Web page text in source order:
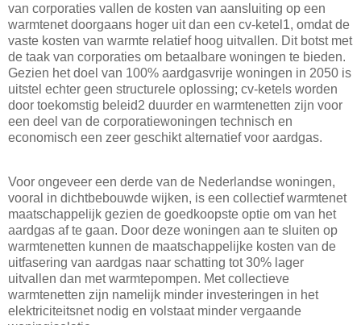
van corporaties vallen de kosten van aansluiting op een
warmtenet doorgaans hoger uit dan een cv-ketel1, omdat de
vaste kosten van warmte relatief hoog uitvallen. Dit botst met
de taak van corporaties om betaalbare woningen te bieden.
Gezien het doel van 100% aardgasvrije woningen in 2050 is
uitstel echter geen structurele oplossing; cv-ketels worden
door toekomstig beleid2 duurder en warmtenetten zijn voor
een deel van de corporatiewoningen technisch en
economisch een zeer geschikt alternatief voor aardgas.
Voor ongeveer een derde van de Nederlandse woningen,
vooral in dichtbebouwde wijken, is een collectief warmtenet
maatschappelijk gezien de goedkoopste optie om van het
aardgas af te gaan. Door deze woningen aan te sluiten op
warmtenetten kunnen de maatschappelijke kosten van de
uitfasering van aardgas naar schatting tot 30% lager
uitvallen dan met warmtepompen. Met collectieve
warmtenetten zijn namelijk minder investeringen in het
elektriciteitsnet nodig en volstaat minder vergaande